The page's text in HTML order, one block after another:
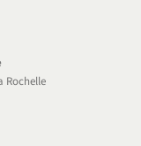
Rochelle